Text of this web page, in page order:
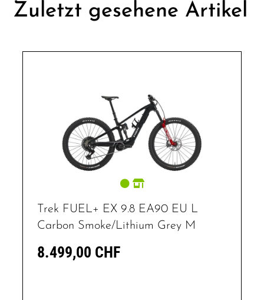
Zuletzt gesehene Artikel
Trek FUEL+ EX 9.8 EA90 EU L
Carbon Smoke/Lithium Grey M
8.499,00 CHF